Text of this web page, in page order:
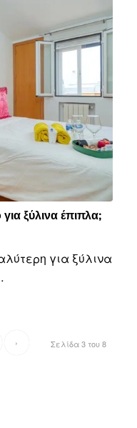
ξύλινα έπιπλα;
για ξύλινα
Σελίδα 3 του 8
›